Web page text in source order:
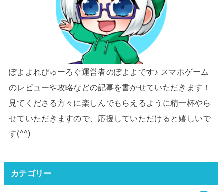
ぽよよれびゅーろぐ運営者のぽよよです♪ スマホゲーム
のレビューや攻略などの記事を書かせていただきます！
見てくださる方々に楽しんでもらえるように精一杯やら
せていただきますので、応援していただけると嬉しいで
す(^^)
カテゴリー